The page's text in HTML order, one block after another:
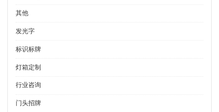
其他
发光字
标识标牌
灯箱定制
行业咨询
门头招牌